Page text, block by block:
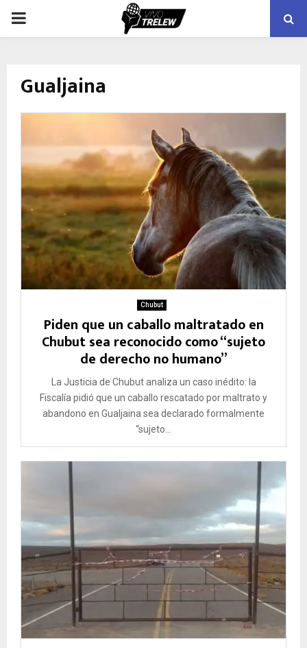
PRIMARY
Gualjaina
Chubut
Piden que un caballo maltratado en
Chubut sea reconocido como “sujeto
de derecho no humano”
La Justicia de Chubut analiza un caso inédito: la
Fiscalía pidió que un caballo rescatado por maltrato y
abandono en Gualjaina sea declarado formalmente
“sujeto...